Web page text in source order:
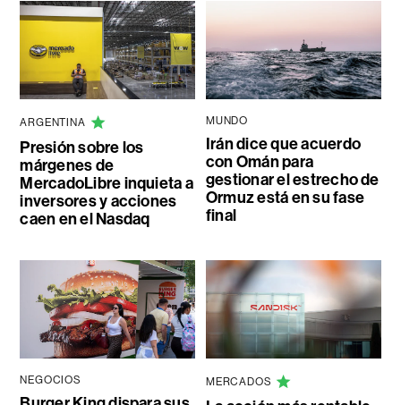
ARGENTINA
Presión sobre los
márgenes de
MercadoLibre inquieta a
inversores y acciones
caen en el Nasdaq
MUNDO
Irán dice que acuerdo
con Omán para
gestionar el estrecho de
Ormuz está en su fase
final
NEGOCIOS MERCADOS